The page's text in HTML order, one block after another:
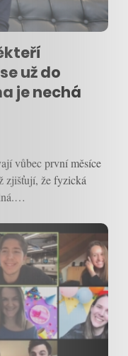
už do
je nechá
vůbec první měsíce
zjišťují, že fyzická